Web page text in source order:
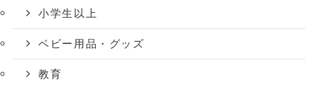
小学生以上
ベビー用品・グッズ
教育